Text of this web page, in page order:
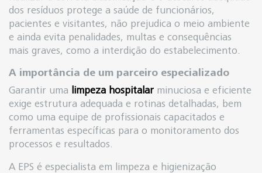
dos resíduos protege a saúde de funcionários,
pacientes e visitantes, não prejudica o meio ambiente
e ainda evita penalidades, multas e consequências
mais graves, como a interdição do estabelecimento.
A importância de um parceiro especializado
Garantir uma
limpeza hospitalar minuciosa e eficiente
exige estrutura adequada e rotinas detalhadas, bem
como uma equipe de profissionais capacitados e
ferramentas específicas para o monitoramento dos
processos e resultados.
A EPS é especialista em limpeza e higienização